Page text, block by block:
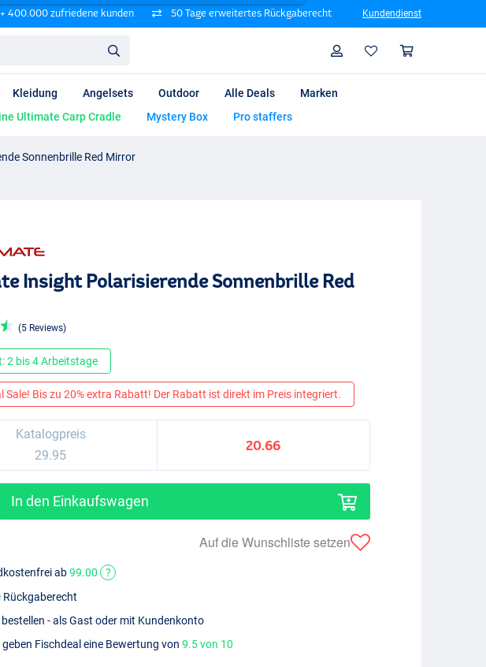
+ 400.000 zufriedene kunden 50 Tage erweitertes Rückgaberecht Kundendienst
Profil
Kleidung Angelsets Outdoor Alle Deals
Marken
Ultimate Carp Cradle Mystery Box Pro staffers
Sonnenbrille Red Mirror
Insight Polarisierende Sonnenbrille Red
(5 Reviews)
2 bis 4 Arbeitstage
Sale! Bis zu 20% extra Rabatt! Der Rabatt ist direkt im Preis integriert.
Katalogpreis
29.95
20.66
In den Einkaufswagen
Auf die Wunschliste setzen
ab99.00
?
Rückgaberecht
- als Gast oder mit Kundenkonto
geben Fischdeal eine Bewertung von9.5 von 10